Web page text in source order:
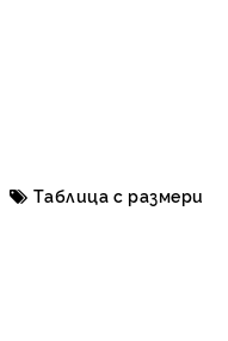
Таблица с размери